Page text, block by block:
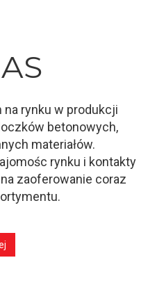
rynku w produkcji
betonowych,
materiałów.
rynku i kontakty
zaoferowanie coraz